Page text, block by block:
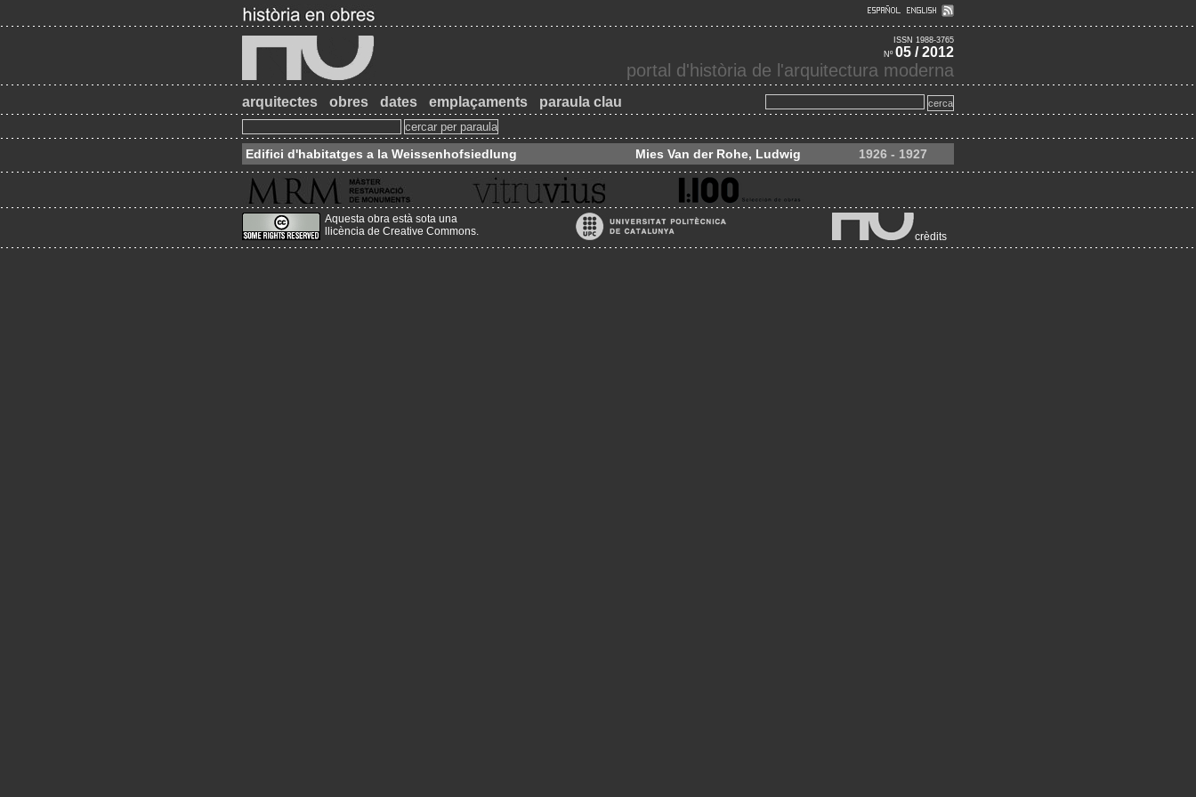
ISSN 1988-3765
Nº 05 / 2012
portal d'història de l'arquitectura moderna
arquitectes obres dates emplaçaments paraula clau
Edifici d'habitatges a la Weissenhofsiedlung Mies Van der Rohe, Ludwig 1926 - 1927
Aquesta obra està sota una
llicència de Creative Commons. crèdits